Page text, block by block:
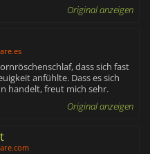
Original anzeigen
dass sich fast
anfühlte. Dass es sich
handelt, freut mich sehr.
Original anzeigen